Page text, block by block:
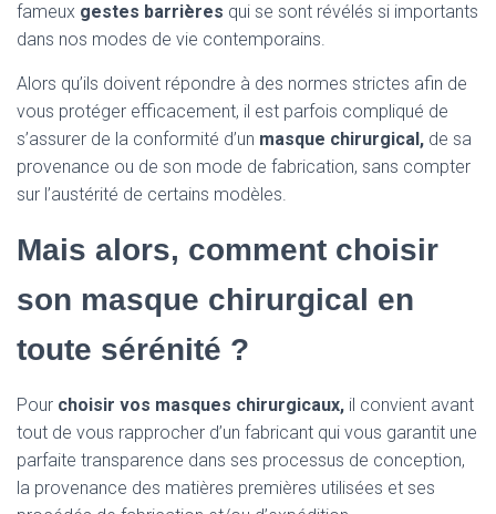
fameux gestes barrières qui se sont révélés si importants
dans nos modes de vie contemporains.
Alors qu’ils doivent répondre à des normes strictes afin de
vous protéger efficacement, il est parfois compliqué de
s’assurer de la conformité d’un masque chirurgical, de sa
provenance ou de son mode de fabrication, sans compter
sur l’austérité de certains modèles.
Mais alors, comment choisir
son masque chirurgical en
toute sérénité ?
Pour choisir vos masques chirurgicaux, il convient avant
tout de vous rapprocher d’un fabricant qui vous garantit une
parfaite transparence dans ses processus de conception,
la provenance des matières premières utilisées et ses